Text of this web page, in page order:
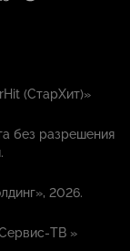
(СтарХит)»
без разрешения
2026.
ТВ »